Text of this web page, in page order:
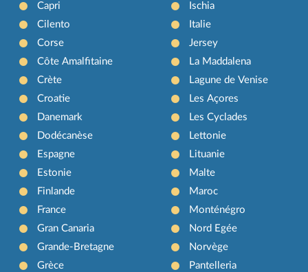
Capri
Cilento
Corse
Côte Amalfitaine
Crète
Croatie
Danemark
Dodécanèse
Espagne
Estonie
Finlande
France
Gran Canaria
Grande-Bretagne
Grèce
Ischia
Italie
Jersey
La Maddalena
Lagune de Venise
Les Açores
Les Cyclades
Lettonie
Lituanie
Malte
Maroc
Monténégro
Nord Egée
Norvège
Pantelleria